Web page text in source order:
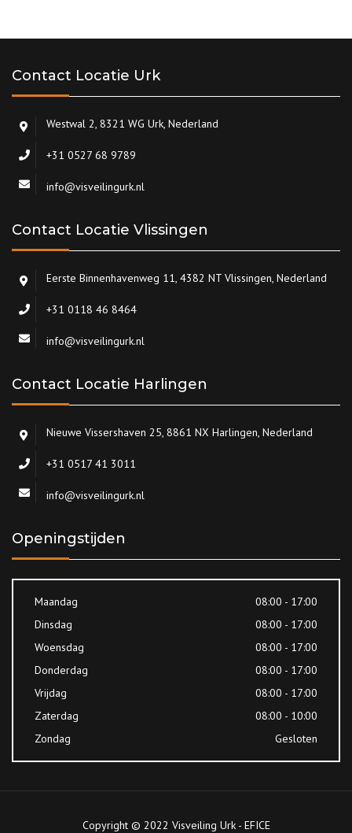
Contact Locatie Urk
Westwal 2, 8321 WG Urk, Nederland
+31 0527 68 9789
info@visveilingurk.nl
Contact Locatie Vlissingen
Eerste Binnenhavenweg 11, 4382 NT Vlissingen, Nederland
+31 0118 46 8464
info@visveilingurk.nl
Contact Locatie Harlingen
Nieuwe Vissershaven 25, 8861 NX Harlingen, Nederland
+31 0517 41 3011
info@visveilingurk.nl
Openingstijden
Maandag
08:00 - 17:00
Dinsdag
08:00 - 17:00
Woensdag
08:00 - 17:00
Donderdag
08:00 - 17:00
Vrijdag
08:00 - 17:00
Zaterdag
08:00 - 10:00
Zondag
Gesloten
Copyright © 2022 Visveiling Urk - EFICE